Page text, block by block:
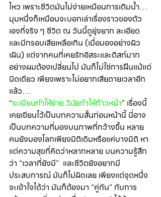
ไหว เพราะชีวิตมันไม่ง่ายเหมือนการเติมน้ำ…
มุมหนึ่งก็เหมือนจะบอกเล่าเรื่องราวของตัว
เองที่จริง ๆ ชีวิต ณ วันนี้ดูยุ่งยาก ละเอียด
และมีกรอบเสียเหลือเกิน (เมื่อมองอย่างผิว
เผิน) แต่จากคนที่เคยรักอิสระและติสท์มาก
อย่างผมต้องเปลี่ยนไป มันก็ไม่ใช่การฝืนแม้แต่
นิดเดียว เพียงเพราะไม่อยากเสียดายเวลาอีก
แล้ว…
“ระเบียบทำให้ง่าย วินัยทำให้ก้าวหน้า” เรื่องนี้
เคยเขียนไว้เป็นบทความสั้นก่อนหน้านี้ นี่อาจ
เป็นบทความที่มองบนภาพที่กว้างขึ้น หลาย
คนยังมองโลกเพียงมิติเดิมหรือแค่บางมิติ หา
แต่ความสุขที่คิดว่าหลากหลาย บนความรู้สึก
ว่า “เวลาที่ยังมี”  และชีวิตยังอยากมี
ประสบการณ์ มันก็ไม่ผิดเลย เพียงแต่จุดหนึ่ง
จะเข้าใจได้ว่า มันก็ต้องมา “คู่กัน” กับการ